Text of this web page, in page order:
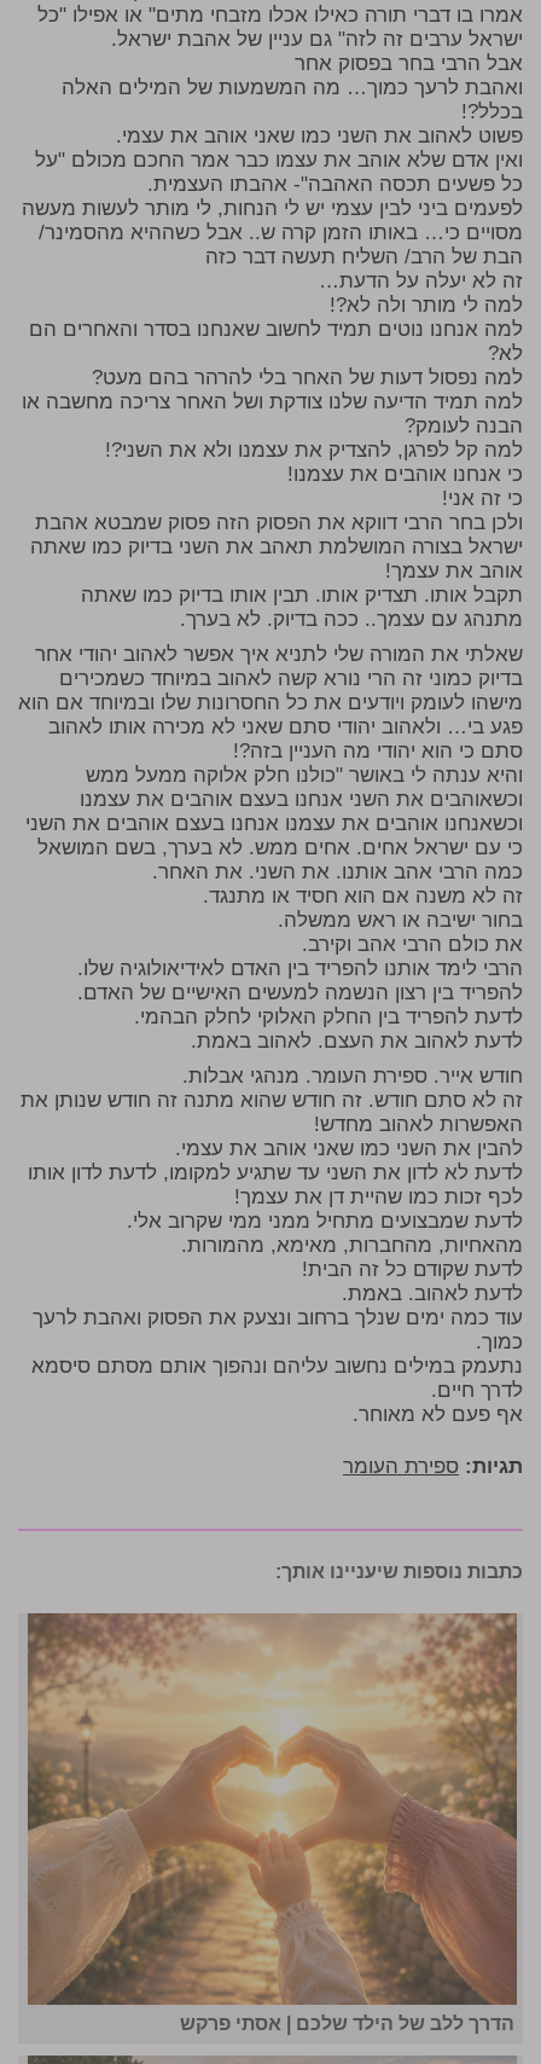
אמרו בו דברי תורה כאילו אכלו מזבחי מתים" או אפילו "כל
ישראל ערבים זה לזה" גם עניין של אהבת ישראל.
אבל הרבי בחר בפסוק אחר
ואהבת לרעך כמוך… מה המשמעות של המילים האלה
בכלל?!
פשוט לאהוב את השני כמו שאני אוהב את עצמי.
ואין אדם שלא אוהב את עצמו כבר אמר החכם מכולם "על
כל פשעים תכסה האהבה"- אהבתו העצמית.
לפעמים ביני לבין עצמי יש לי הנחות, לי מותר לעשות מעשה
מסויים כי… באותו הזמן קרה ש.. אבל כשההיא מהסמינר/
הבת של הרב/ השליח תעשה דבר כזה
זה לא יעלה על הדעת…
למה לי מותר ולה לא?!
למה אנחנו נוטים תמיד לחשוב שאנחנו בסדר והאחרים הם
לא?
למה נפסול דעות של האחר בלי להרהר בהם מעט?
למה תמיד הדיעה שלנו צודקת ושל האחר צריכה מחשבה או
הבנה לעומק?
למה קל לפרגן, להצדיק את עצמנו ולא את השני?!
כי אנחנו אוהבים את עצמנו!
כי זה אני!
ולכן בחר הרבי דווקא את הפסוק הזה פסוק שמבטא אהבת
ישראל בצורה המושלמת תאהב את השני בדיוק כמו שאתה
אוהב את עצמך!
תקבל אותו. תצדיק אותו. תבין אותו בדיוק כמו שאתה
מתנהג עם עצמך.. ככה בדיוק. לא בערך.
שאלתי את המורה שלי לתניא איך אפשר לאהוב יהודי אחר
בדיוק כמוני זה הרי נורא קשה לאהוב במיוחד כשמכירים
מישהו לעומק ויודעים את כל החסרונות שלו ובמיוחד אם הוא
פגע בי… ולאהוב יהודי סתם שאני לא מכירה אותו לאהוב
סתם כי הוא יהודי מה העניין בזה?!
והיא ענתה לי באושר "כולנו חלק אלוקה ממעל ממש
וכשאוהבים את השני אנחנו בעצם אוהבים את עצמנו
וכשאנחנו אוהבים את עצמנו אנחנו בעצם אוהבים את השני
כי עם ישראל אחים. אחים ממש. לא בערך, בשם המושאל
כמה הרבי אהב אותנו. את השני. את האחר.
זה לא משנה אם הוא חסיד או מתנגד.
בחור ישיבה או ראש ממשלה.
את כולם הרבי אהב וקירב.
הרבי לימד אותנו להפריד בין האדם לאידיאולוגיה שלו.
להפריד בין רצון הנשמה למעשים האישיים של האדם.
לדעת להפריד בין החלק האלוקי לחלק הבהמי.
לדעת לאהוב את העצם. לאהוב באמת.
חודש אייר. ספירת העומר. מנהגי אבלות.
זה לא סתם חודש. זה חודש שהוא מתנה זה חודש שנותן את
האפשרות לאהוב מחדש!
להבין את השני כמו שאני אוהב את עצמי.
לדעת לא לדון את השני עד שתגיע למקומו, לדעת לדון אותו
לכף זכות כמו שהיית דן את עצמך!
לדעת שמבצועים מתחיל ממני ממי שקרוב אלי.
מהאחיות, מהחברות, מאימא, מהמורות.
לדעת שקודם כל זה הבית!
לדעת לאהוב. באמת.
עוד כמה ימים שנלך ברחוב ונצעק את הפסוק ואהבת לרעך
כמוך.
נתעמק במילים נחשוב עליהם ונהפוך אותם מסתם סיסמא
לדרך חיים.
אף פעם לא מאוחר.
תגיות: ספירת העומר
כתבות נוספות שיעניינו אותך:
הדרך ללב של הילד שלכם | אסתי פרקש